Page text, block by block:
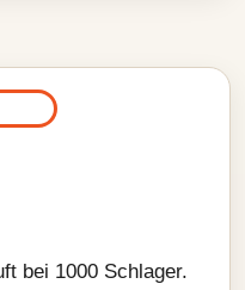
bei 1000 Schlager.